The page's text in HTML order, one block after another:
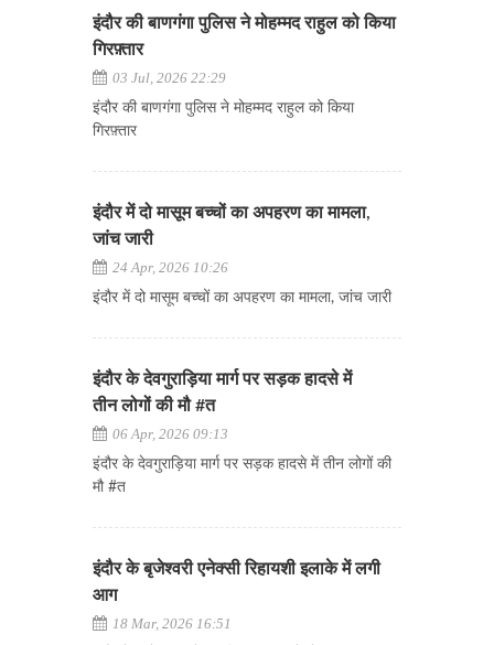
इंदौर की बाणगंगा पुलिस ने मोहम्मद राहुल को किया
गिरफ़्तार
03 Jul, 2026 22:29
इंदौर की बाणगंगा पुलिस ने मोहम्मद राहुल को किया
गिरफ़्तार
इंदौर में दो मासूम बच्चों का अपहरण का मामला,
जांच जारी
24 Apr, 2026 10:26
इंदौर में दो मासूम बच्चों का अपहरण का मामला, जांच जारी
इंदौर के देवगुराड़िया मार्ग पर सड़क हादसे में
तीन लोगों की मौ #त
06 Apr, 2026 09:13
इंदौर के देवगुराड़िया मार्ग पर सड़क हादसे में तीन लोगों की
मौ #त
इंदौर के बृजेश्वरी एनेक्सी रिहायशी इलाके में लगी
आग
18 Mar, 2026 16:51